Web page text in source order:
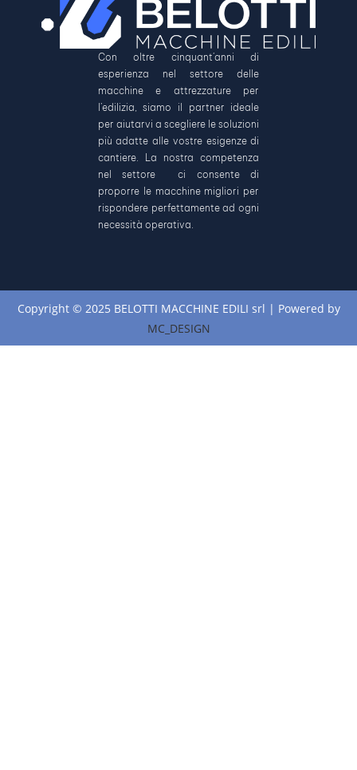
Con oltre cinquant’anni di
esperienza nel settore delle
macchine e attrezzature per
l’edilizia, siamo il partner ideale
per aiutarvi a scegliere le soluzioni
più adatte alle vostre esigenze di
cantiere. La nostra competenza
nel settore ci consente di
proporre le macchine migliori per
rispondere perfettamente ad ogni
necessità operativa.
Copyright © 2025 BELOTTI MACCHINE EDILI srl | Powered by
MC_DESIGN